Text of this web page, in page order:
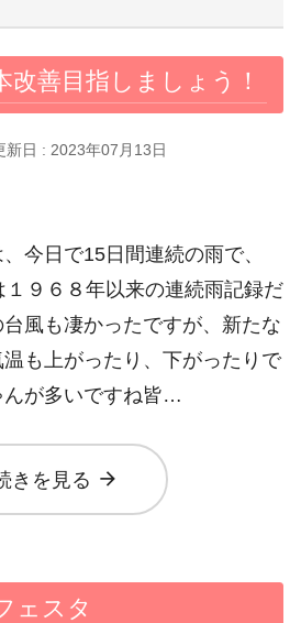
改善目指しましょう！
新日 : 2023年07月13日
今日で15日間連続の雨で、
９６８年以来の連続雨記録だ
風も凄かったですが、新たな
も上がったり、下がったりで
んが多いですね皆…
きを見る arrow_forward
ェスタ